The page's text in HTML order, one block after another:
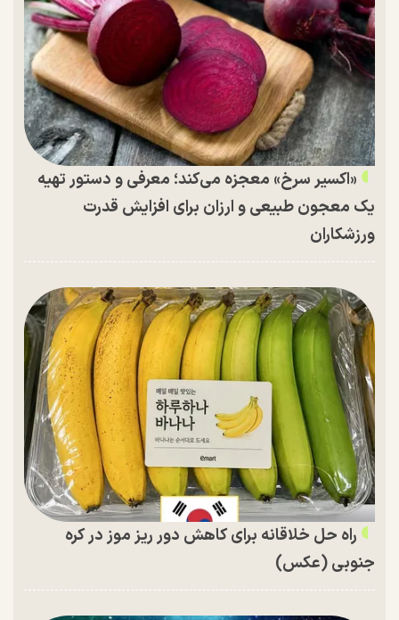
«اکسیر سرخ» معجزه می‌کند؛ معرفی و دستور تهیه
یک معجون طبیعی و ارزان برای افزایش قدرت
ورزشکاران
راه حل خلاقانه برای کاهش دور ریز موز در کره
جنوبی (عکس)